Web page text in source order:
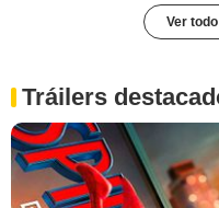
Ver
Tráilers